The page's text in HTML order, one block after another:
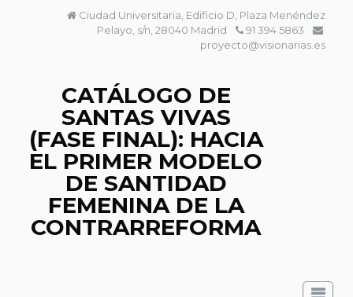
Ciudad Universitaria, Edificio D, Plaza Menéndez
Pelayo, s/n, 28040 Madrid
91 394 5863
proyecto@visionarias.es
CATÁLOGO DE
SANTAS VIVAS
(FASE FINAL): HACIA
EL PRIMER MODELO
DE SANTIDAD
FEMENINA DE LA
CONTRARREFORMA